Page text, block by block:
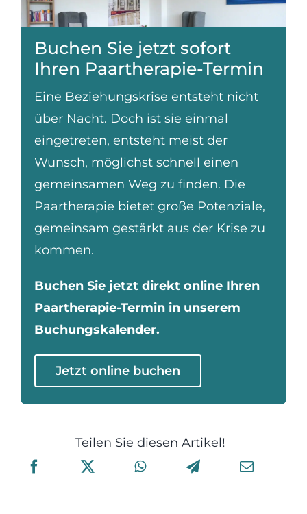
Buchen Sie jetzt sofort
Ihren Paartherapie-Termin
Eine Beziehungskrise entsteht nicht
über Nacht. Doch ist sie einmal
eingetreten, entsteht meist der
Wunsch, möglichst schnell einen
gemeinsamen Weg zu finden. Die
Paartherapie bietet große Potenziale,
gemeinsam gestärkt aus der Krise zu
kommen.
Buchen Sie jetzt direkt online Ihren
Paartherapie-Termin in unserem
Buchungskalender.
Jetzt online buchen
Teilen Sie diesen Artikel!